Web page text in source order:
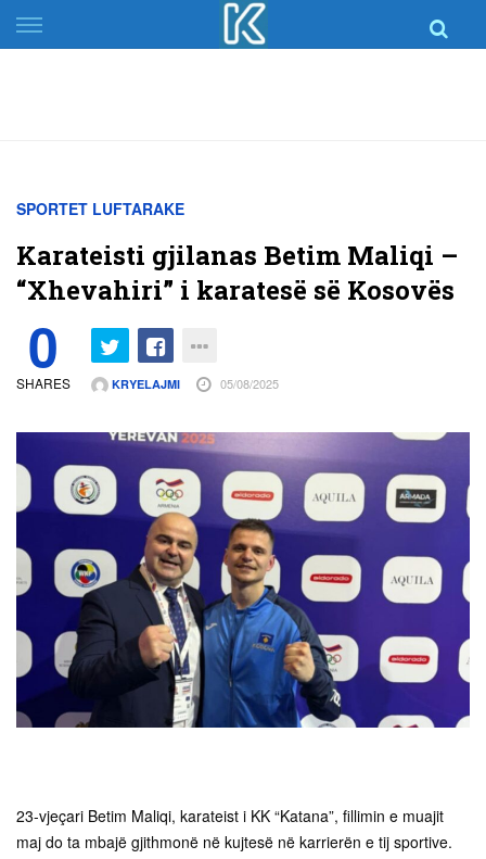
Skip
to
SPORTET LUFTARAKE
Karateisti gjilanas Betim Maliqi –
“Xhevahiri” i karatesë së Kosovës
0
SHARES KRYELAJMI 05/08/2025
23-vjeçari Betim Maliqi, karateist i KK “Katana”, fillimin e muajit
maj do ta mbajë gjithmonë në kujtesë në karrierën e tij sportive.